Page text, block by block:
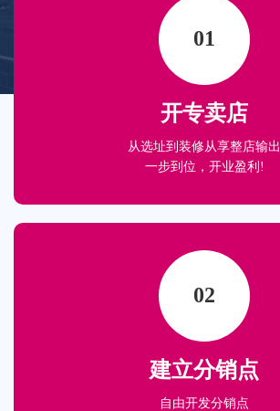
01
开专卖店
从选址到装修从享整店输出
一步到位，开业盈利!
02
建立分销点
自由开发分销点